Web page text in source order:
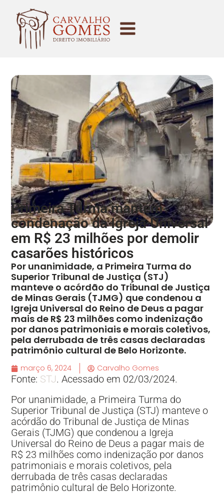
Primeira Turma mantém
condenação da Igreja Universal
em R$ 23 milhões por demolir
casarões históricos
Por unanimidade, a Primeira Turma do
Superior Tribunal de Justiça (STJ)
manteve o acórdão do Tribunal de Justiça
de Minas Gerais (TJMG) que condenou a
Igreja Universal do Reino de Deus a pagar
mais de R$ 23 milhões como indenização
por danos patrimoniais e morais coletivos,
pela derrubada de três casas declaradas
patrimônio cultural de Belo Horizonte.
março 6, 2024 Carvalho Gomes
Fonte: STJ. Acessado em 02/03/2024.
Por unanimidade, a Primeira Turma do
Superior Tribunal de Justiça (STJ) manteve o
acórdão do Tribunal de Justiça de Minas
Gerais (TJMG) que condenou a Igreja
Universal do Reino de Deus a pagar mais de
R$ 23 milhões como indenização por danos
patrimoniais e morais coletivos, pela
derrubada de três casas declaradas
patrimônio cultural de Belo Horizonte.